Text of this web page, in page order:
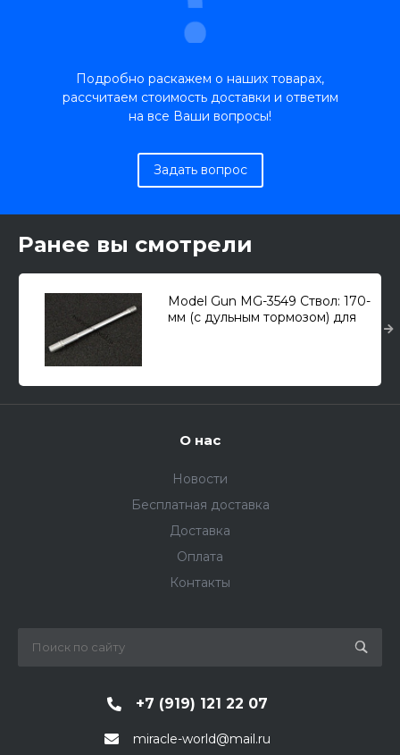
Подробно раскажем о наших товарах,
рассчитаем стоимость доставки и ответим
на все Ваши вопросы!
Задать вопрос
Ранее вы смотрели
Model Gun MG-3549 Ствол: 170-
мм (с дульным тормозом) для
О нас
Новости
Бесплатная доставка
Доставка
Оплата
Контакты
+7 (919) 121 22 07
miracle-world@mail.ru